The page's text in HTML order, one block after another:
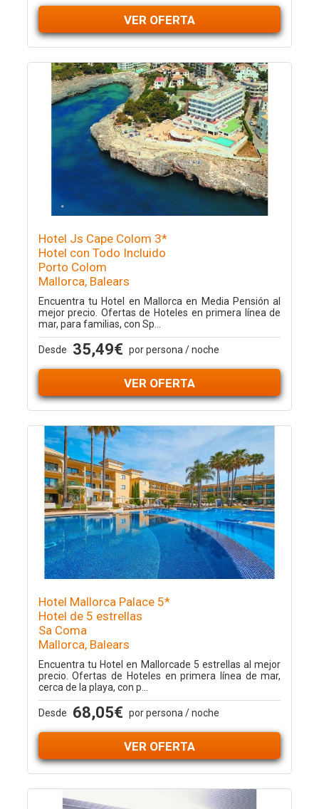
VER OFERTA
Hotel Js Cape Colom 3*
Hotel con Todo Incluido
Porto Colom
Mallorca, Balears
Encuentra tu Hotel en Mallorca en Media Pensión al
mejor precio. Ofertas de Hoteles en primera línea de
mar, para familias, con Sp...
Desde 35,49€ por persona / noche
VER OFERTA
Hotel Mallorca Palace 5*
Hotel de 5 estrellas
Sa Coma
Mallorca, Balears
Encuentra tu Hotel en Mallorcade 5 estrellas al mejor
precio. Ofertas de Hoteles en primera línea de mar,
cerca de la playa, con p...
Desde 68,05€ por persona / noche
VER OFERTA